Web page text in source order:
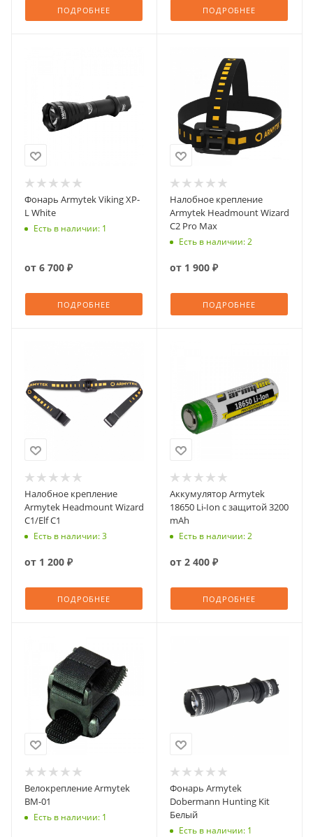
ПОДРОБНЕЕ ПОДРОБНЕЕ
Фонарь Armytek Viking XP-
L White
Есть в наличии: 1
от 6 700 ₽
ПОДРОБНЕЕ
Налобное крепление
Armytek Headmount Wizard
C2 Pro Max
Есть в наличии: 2
от 1 900 ₽
ПОДРОБНЕЕ
Налобное крепление
Armytek Headmount Wizard
C1/Elf С1
Есть в наличии: 3
от 1 200 ₽
ПОДРОБНЕЕ
Аккумулятор Armytek
18650 Li-Ion c защитой 3200
mAh
Есть в наличии: 2
от 2 400 ₽
ПОДРОБНЕЕ
Велокрепление Armytek
BM-01
Есть в наличии: 1
Фонарь Armytek
Dobermann Hunting Kit
Белый
Есть в наличии: 1